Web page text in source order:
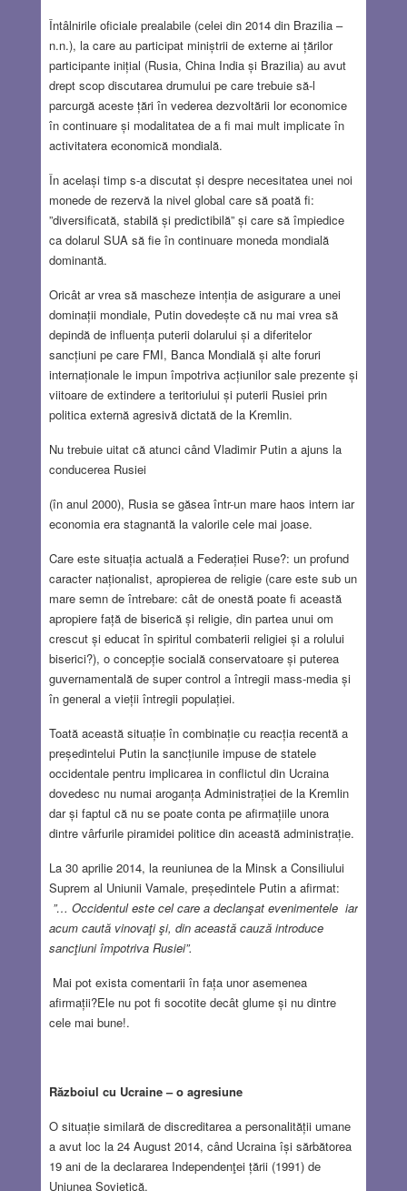
Întâlnirile oficiale prealabile (celei din 2014 din Brazilia –
n.n.), la care au participat miniștrii de externe ai țărilor
participante inițial (Rusia, China India și Brazilia) au avut
drept scop discutarea drumului pe care trebuie să-l
parcurgă aceste țări în vederea dezvoltării lor economice
în continuare și modalitatea de a fi mai mult implicate în
activitatera economică mondială.
În același timp s-a discutat și despre necesitatea unei noi
monede de rezervă la nivel global care să poată fi:
”diversificată, stabilă și predictibilă” și care să împiedice
ca dolarul SUA să fie în continuare moneda mondială
dominantă.
Oricât ar vrea să mascheze intenția de asigurare a unei
dominații mondiale, Putin dovedește că nu mai vrea să
depindă de influența puterii dolarului și a diferitelor
sancțiuni pe care FMI, Banca Mondială și alte foruri
internaționale le impun împotriva acțiunilor sale prezente și
viitoare de extindere a teritoriului și puterii Rusiei prin
politica externă agresivă dictată de la Kremlin.
Nu trebuie uitat că atunci când Vladimir Putin a ajuns la
conducerea Rusiei
(în anul 2000), Rusia se găsea într-un mare haos intern iar
economia era stagnantă la valorile cele mai joase.
Care este situația actuală a Federației Ruse?: un profund
caracter naționalist, apropierea de religie (care este sub un
mare semn de întrebare: cât de onestă poate fi această
apropiere față de biserică și religie, din partea unui om
crescut și educat în spiritul combaterii religiei și a rolului
biserici?), o concepție socială conservatoare și puterea
guvernamentală de super control a întregii mass-media și
în general a vieții întregii populației.
Toată această situație în combinație cu reacția recentă a
președintelui Putin la sancțiunile impuse de statele
occidentale pentru implicarea in conflictul din Ucraina
dovedesc nu numai aroganța Administrației de la Kremlin
dar și faptul că nu se poate conta pe afirmațiile unora
dintre vârfurile piramidei politice din această administrație.
La 30 aprilie 2014, la reuniunea de la Minsk a Consiliului
Suprem al Uniunii Vamale, președintele Putin a afirmat:
”… Occidentul este cel care a declanşat evenimentele iar
acum caută vinovaţi şi, din această cauză introduce
sancţiuni împotriva Rusiei”.
Mai pot exista comentarii în fața unor asemenea
afirmații?Ele nu pot fi socotite decât glume și nu dintre
cele mai bune!.
Războiul cu Ucraine – o agresiune
O situație similară de discreditarea a personalității umane
a avut loc la 24 August 2014, când Ucraina își sărbătorea
19 ani de la declararea Independenţei țării (1991) de
Uniunea Sovietică.